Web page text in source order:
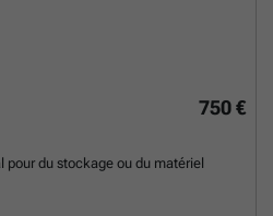
750 €
pour du stockage ou du matériel